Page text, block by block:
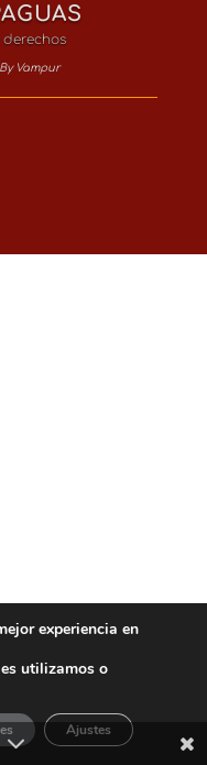
derechos
Vampur
experiencia en
utilizamos o
Ajustes